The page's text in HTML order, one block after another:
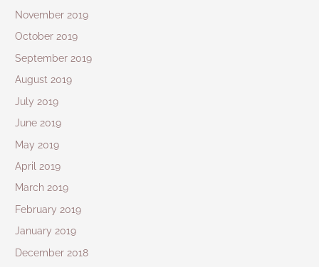
November 2019
October 2019
September 2019
August 2019
July 2019
June 2019
May 2019
April 2019
March 2019
February 2019
January 2019
December 2018